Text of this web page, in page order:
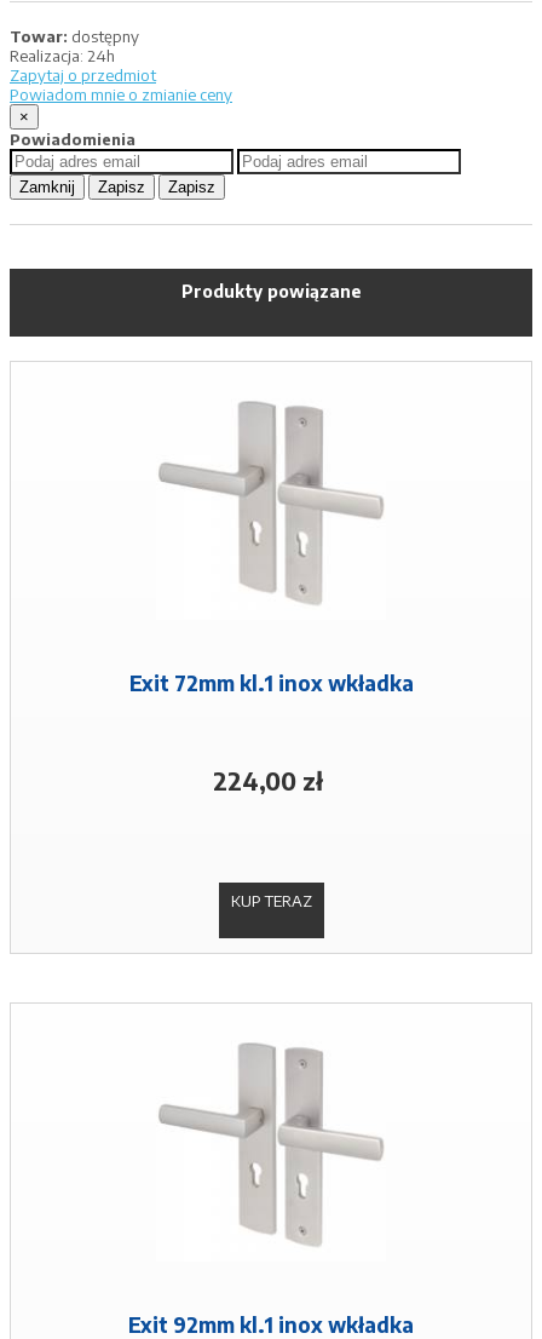
Towar: dostępny
Realizacja: 24h
Zapytaj o przedmiot
Powiadom mnie o zmianie ceny
×
Powiadomienia
Zamknij Zapisz Zapisz
Produkty powiązane
Exit 72mm kl.1 inox wkładka
224,00 zł
KUP TERAZ
Exit 92mm kl.1 inox wkładka